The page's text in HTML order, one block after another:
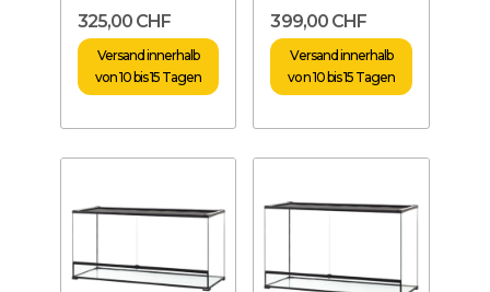
325,00 CHF
Versand innerhalb
von 10 bis 15 Tagen
399,00 CHF
Versand innerhalb
von 10 bis 15 Tagen